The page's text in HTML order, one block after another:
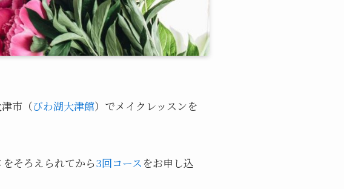
市（びわ湖大津館）でメイクレッスンを
そろえられてから3回コース をお申し込